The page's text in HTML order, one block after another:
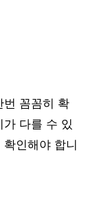
번 꼼꼼히 확
가 다를 수 있
인해야 합니